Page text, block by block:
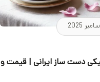
دست ساز ایرانی | قیمت و